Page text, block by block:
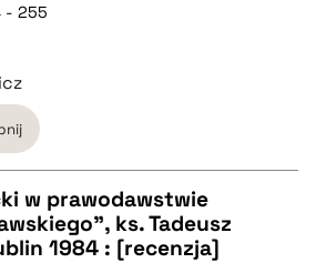
- 255
w prawodawstwie
ks. Tadeusz
1984 : [recenzja]